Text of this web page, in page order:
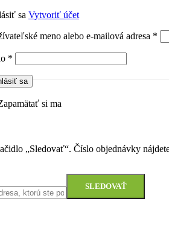
sa Vytvoriť účet
meno alebo e-mailová adresa *
*
sa
si ma
„Sledovať“. Číslo objednávky
SLEDOVAŤ